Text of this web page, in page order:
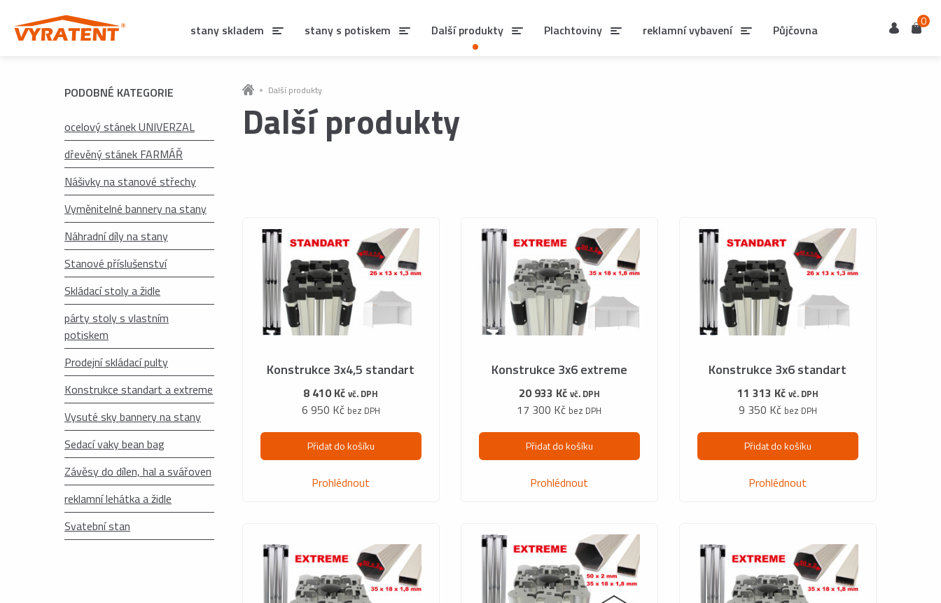
PODOBNÉ KATEGORIE
ocelový stánek UNIVERZAL
dřevěný stánek FARMÁŘ
Nášivky na stanové střechy
Vyměnitelné bannery na stany
Náhradní díly na stany
Stanové příslušenství
Skládací stoly a židle
párty stoly s vlastním
potiskem
Prodejní skládací pulty
Konstrukce standart a extreme
Vysuté sky bannery na stany
Sedací vaky bean bag
Závěsy do dílen, hal a svářoven
reklamní lehátka a židle
Svatební stan
Další produkty
Další produkty
Konstrukce 3x4,5 standart
8 410 Kčvč. DPH
6 950 Kč bez DPH
Přidat do košíku
Prohlédnout
Konstrukce 3x6 extreme
20 933 Kč vč. DPH
17 300 Kč bez DPH
Přidat do košíku
Prohlédnout
Konstrukce 3x6 standart
11 313 Kč vč. DPH
9 350 Kč bez DPH
Přidat do košíku
Prohlédnout
stany skladem stany s potiskem Další produkty Plachtoviny reklamní vybavení Půjčovna UživatelKošík
0